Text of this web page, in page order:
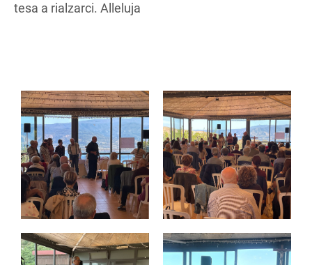
tesa a rialzarci. Alleluja